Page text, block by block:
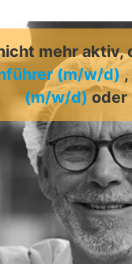
mehr
(m/w/d),
(m/w/d) oder